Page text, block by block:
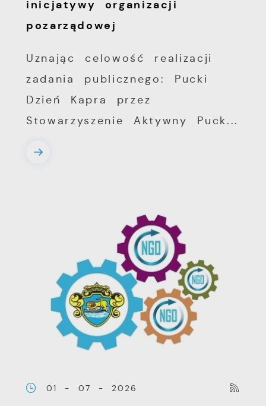
inicjatywy organizacji
pozarządowej
Uznając celowość realizacji
zadania publicznego: Pucki
Dzień Kapra przez
Stowarzyszenie Aktywny Puck...
01 - 07 - 2026